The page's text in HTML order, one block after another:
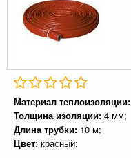
Материал теплоизоляции:
Толщина изоляции: 4 мм;
Длина трубки: 10 м;
Цвет: красный;